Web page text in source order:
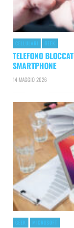
CELLULARI GEEK
TELEFONO
SMARTPHONE
14 MAGGIO 2026
GEEK MICROSOFT